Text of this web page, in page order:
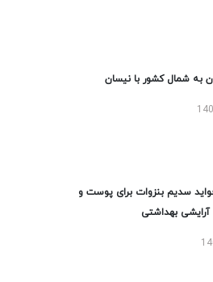
به شمال کشور با نیسان
سدیم بنزوات برای پوست و
بهداشتی